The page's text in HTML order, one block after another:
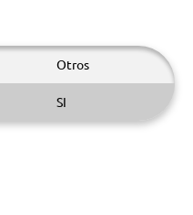
Otros
SI